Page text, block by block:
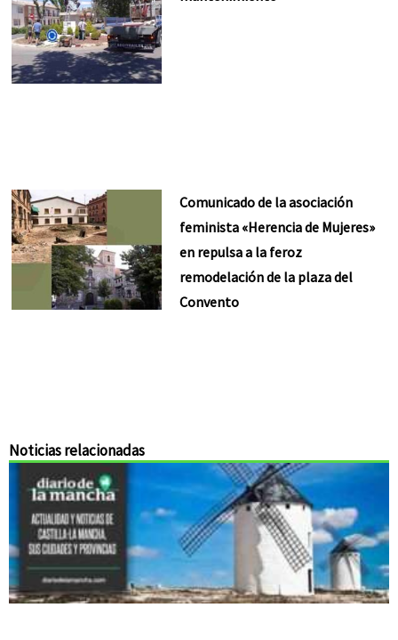
Comunicado de la asociación
feminista «Herencia de Mujeres»
en repulsa a la feroz
remodelación de la plaza del
Convento
Noticias relacionadas